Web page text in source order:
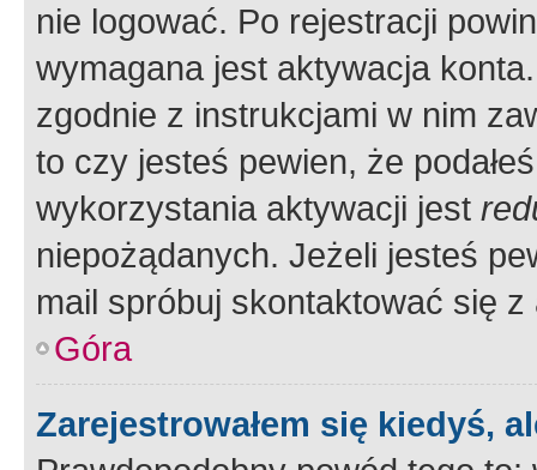
nie logować. Po rejestracji
wymagana jest aktywacja
zgodnie z instrukcjami w nim
to czy jesteś pewien, że
wykorzystania aktywacji jest
niepożądanych. Jeżeli jesteś
mail spróbuj skontaktować się
Góra
Zarejestrowałem się kiedyś,